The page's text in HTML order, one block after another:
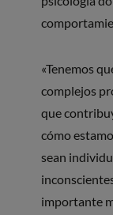
«Tenemos
complejos
que
cómo
sean
importante